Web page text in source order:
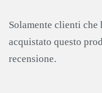
Solamente clienti che
acquistato questo
recensione.